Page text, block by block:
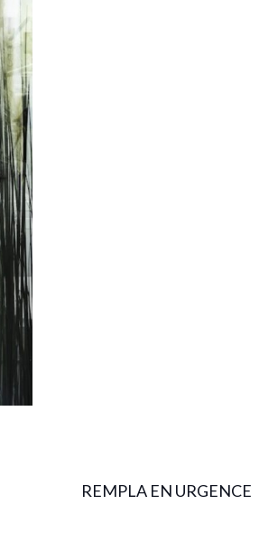
REMPLA EN URGENCE